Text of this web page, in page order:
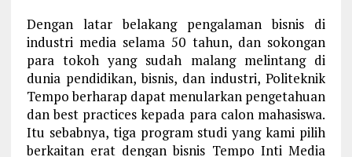
Dengan latar belakang pengalaman bisnis di
industri media selama 50 tahun, dan sokongan
para tokoh yang sudah malang melintang di
dunia pendidikan, bisnis, dan industri, Politeknik
Tempo berharap dapat menularkan pengetahuan
dan best practices kepada para calon mahasiswa.
Itu sebabnya, tiga program studi yang kami pilih
berkaitan erat dengan bisnis Tempo Inti Media